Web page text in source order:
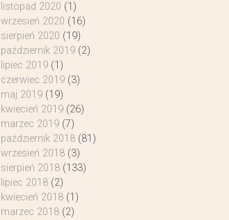
listopad 2020 (1)
wrzesień 2020 (16)
sierpień 2020 (19)
październik 2019(2)
lipiec 2019(1)
czerwiec 2019(3)
maj 2019(19)
kwiecień 2019(26)
marzec 2019(7)
październik 2018(81)
wrzesień 2018(3)
sierpień 2018(133)
lipiec 2018(2)
kwiecień 2018(1)
marzec 2018(2)